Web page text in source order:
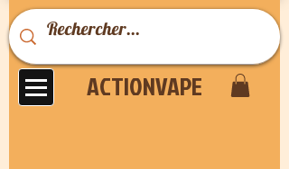
ACTIONVAPE